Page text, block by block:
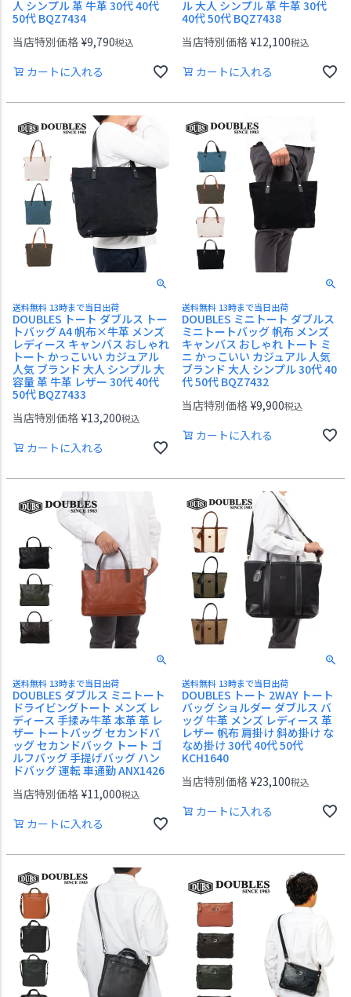
人 シンプル 革 牛革 30代 40代
50代 BQZ7434
当店特別価格 ¥9,790税込
カートに入れる
ル 大人 シンプル 革 牛革 30代
40代 50代 BQZ7438
当店特別価格 ¥12,100税込
カートに入れる
送料無料 13時まで当日出荷
DOUBLES トート ダブルス トー
トバッグ A4 帆布×牛革 メンズ
レディース キャンバス おしゃれ
トート かっこいい カジュアル
人気 ブランド 大人 シンプル 大
容量 革 牛革 レザー 30代 40代
50代 BQZ7433
当店特別価格 ¥13,200税込
カートに入れる
送料無料 13時まで当日出荷
DOUBLES ミニトート ダブルス
ミニトートバッグ 帆布 メンズ
キャンバス おしゃれ トート ミ
ニ かっこいい カジュアル 人気
ブランド 大人 シンプル 30代 40
代 50代 BQZ7432
当店特別価格 ¥9,900税込
カートに入れる
送料無料 13時まで当日出荷
DOUBLES ダブルス ミニトート
ドライビングトート メンズ レ
ディース 手揉み牛革 本革 革 レ
ザー トートバッグ セカンドバ
ッグ セカンドバック トート ゴ
ルフバッグ 手提げバッグ ハン
ドバッグ 運転 車通勤 ANX1426
当店特別価格 ¥11,000税込
カートに入れる
送料無料 13時まで当日出荷
DOUBLES トート 2WAY トート
バッグ ショルダー ダブルス バ
ッグ 牛革 メンズ レディース 革
レザー 帆布 肩掛け 斜め掛け な
なめ掛け 30代 40代 50代
KCH1640
当店特別価格 ¥23,100税込
カートに入れる